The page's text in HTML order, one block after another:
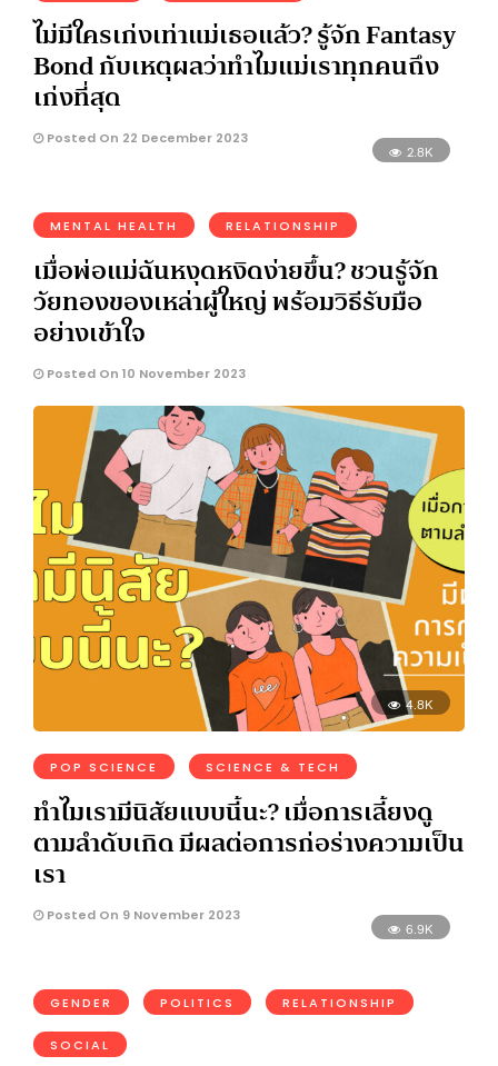
ไม่มีใครเก่งเท่าแม่เธอแล้ว? รู้จัก Fantasy
Bond กับเหตุผลว่าทำไมแม่เราทุกคนถึง
เก่งที่สุด
Posted On 22 December 2023
2.8K
MENTAL HEALTH RELATIONSHIP
เมื่อพ่อแม่ฉันหงุดหงิดง่ายขึ้น? ชวนรู้จัก
วัยทองของเหล่าผู้ใหญ่ พร้อมวิธีรับมือ
อย่างเข้าใจ
Posted On 10 November 2023
4.8K
POP SCIENCE SCIENCE & TECH
ทำไมเรามีนิสัยแบบนี้นะ? เมื่อการเลี้ยงดู
ตามลำดับเกิด มีผลต่อการก่อร่างความเป็น
เรา
Posted On 9 November 2023
6.9K
GENDER POLITICS RELATIONSHIP
SOCIAL